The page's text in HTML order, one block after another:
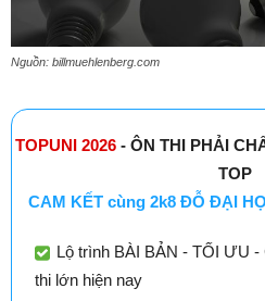
Nguồn: billmuehlenberg.com
TOPUNI 2026- ÔN THI PHẢI
TOP
CAM KẾT cùng 2k8 ĐỖ ĐẠI
Lộ trình BÀI BẢN - TỐI ƯU
thi lớn hiện nay